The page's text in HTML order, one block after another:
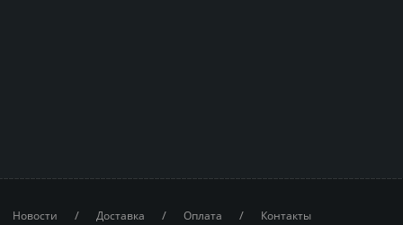
Новости / Доставка / Оплата / Контакты